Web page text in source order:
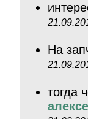
На
тогда